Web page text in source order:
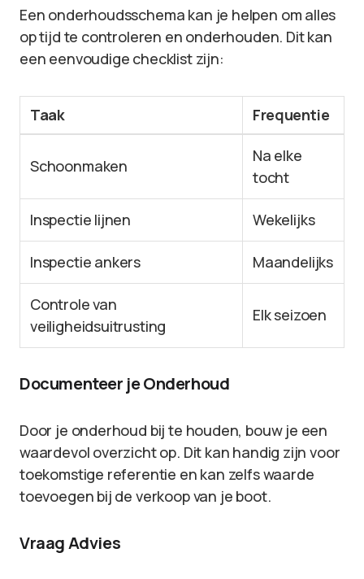
Een onderhoudsschema kan je helpen om alles
op tijd te controleren en onderhouden. Dit kan
een eenvoudige checklist zijn:
Taak Frequentie
Schoonmaken
Na elke
tocht
Inspectie lijnen Wekelijks
Inspectie ankers Maandelijks
Controle van
veiligheidsuitrusting
Elk seizoen
Documenteer je Onderhoud
Door je onderhoud bij te houden, bouw je een
waardevol overzicht op. Dit kan handig zijn voor
toekomstige referentie en kan zelfs waarde
toevoegen bij de verkoop van je boot.
Vraag Advies